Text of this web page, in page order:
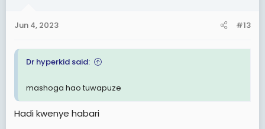
s
Jun 4, 2023 #13
Dr hyperkid said:
mashoga hao tuwapuze
Hadi kwenye habari